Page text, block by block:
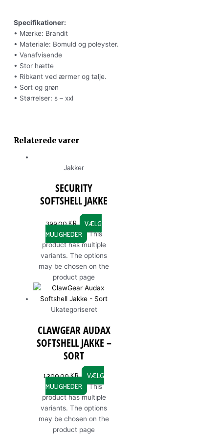
Specifikationer:
• Mærke: Brandit
• Materiale: Bomuld og poleyster.
• Vanafvisende
• Stor hætte
• Ribkant ved ærmer og talje.
• Sort og grøn
• Størrelser: s – xxl
Relaterede varer
Jakker
SECURITY
SOFTSHELL JAKKE
399,00KR.
VÆLG
MULIGHEDER
This
product has multiple
variants. The options
may be chosen on the
product page
Ukategoriseret
CLAWGEAR AUDAX
SOFTSHELL JAKKE –
SORT
1.300,00KR.
VÆLG
MULIGHEDER
This
product has multiple
variants. The options
may be chosen on the
product page